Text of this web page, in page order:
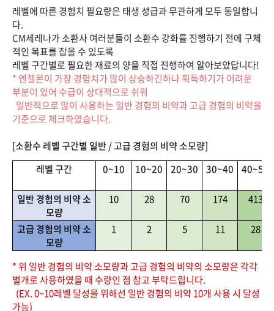
레벨에 따른 경험치 필요량은 태생 성급과 무관하게 모두 동일합니
다.
CM세레나가 소환사 여러분들이 소환수 강화를 진행하기 전에 구체
적인 목표를 잡을 수 있도록
레벨 구간별로 필요한 재료의 양을 직접 진행하여 알아보았답니다!
* 엔젤몬이 가장 경험치가 많이 상승하긴하나 획득하기가 어려운
부분이 있어 수급이 상대적으로 쉬워
일반적으로 많이 사용하는 일반 경험의 비약과 고급 경험의 비약을
기준으로 체크하였습니다.
[소환수 레벨 구간별 일반 / 고급 경험의 비약 소모량]
레벨 구간
0~10 10~20 20~30 30~40 40~50
일반 경험의 비약 소
모량
10 28 70 174 413
고급 경험의 비약 소
모량
1 2 5 11 28
* 위 일반 경험의 비약 소모량과 고급 경험의 비약의 소모량은 각각
별개로 사용하였을 때 수량인 점 참고 부탁드립니다.
(EX. 0~10레벨 달성을 위해선 일반 경험의 비약 10개 사용 시 달성
가능)